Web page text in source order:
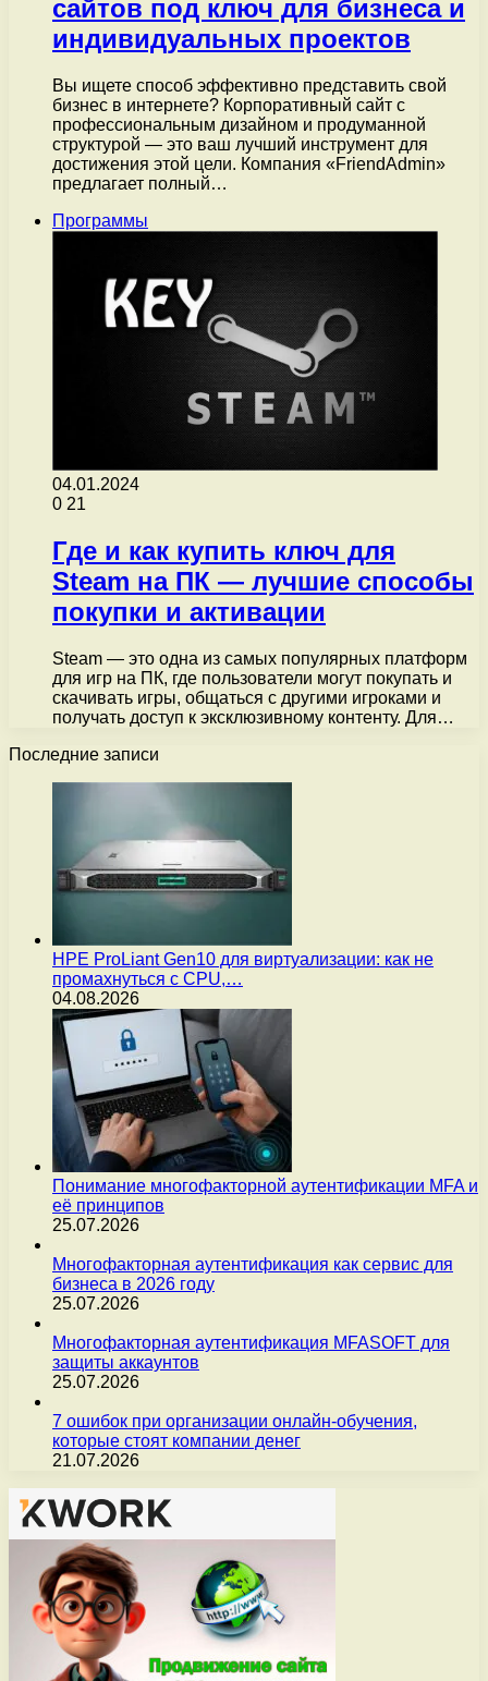
сайтов под ключ для бизнеса и
индивидуальных проектов
Вы ищете способ эффективно представить свой
бизнес в интернете? Корпоративный сайт с
профессиональным дизайном и продуманной
структурой — это ваш лучший инструмент для
достижения этой цели. Компания «FriendAdmin»
предлагает полный…
Программы
04.01.2024
0 21
Где и как купить ключ для
Steam на ПК — лучшие способы
покупки и активации
Steam — это одна из самых популярных платформ
для игр на ПК, где пользователи могут покупать и
скачивать игры, общаться с другими игроками и
получать доступ к эксклюзивному контенту. Для…
Последние записи
HPE ProLiant Gen10 для виртуализации: как не
промахнуться с CPU,…
04.08.2026
Понимание многофакторной аутентификации MFA и
её принципов
25.07.2026
Многофакторная аутентификация как сервис для
бизнеса в 2026 году
25.07.2026
Многофакторная аутентификация MFASOFT для
защиты аккаунтов
25.07.2026
7 ошибок при организации онлайн-обучения,
которые стоят компании денег
21.07.2026